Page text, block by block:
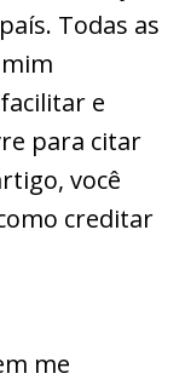
Todas as
e
para citar
você
creditar
me